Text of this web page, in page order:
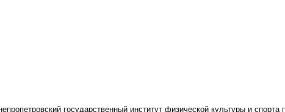
государственный институт физической культуры и спорта